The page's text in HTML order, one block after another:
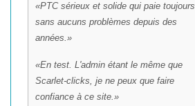
PTC sérieux et solide qui paie toujours
sans aucuns problèmes depuis des
années.
En test. L'admin étant le même que
Scarlet-clicks, je ne peux que faire
confiance à ce site.